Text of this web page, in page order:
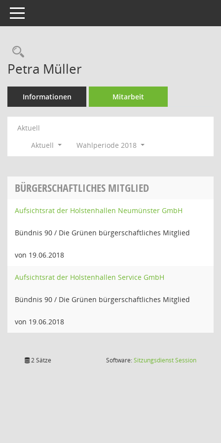
Toggle navigation
Rechercheauswahl
Petra Müller
Informationen Mitarbeit
Aktuell
Aktuell
Wahlperiode 2018
BÜRGERSCHAFTLICHES MITGLIED
Aufsichtsrat der Holstenhallen Neumünster GmbH
Bündnis 90 / Die Grünen bürgerschaftliches Mitglied
von 19.06.2018
Aufsichtsrat der Holstenhallen Service GmbH
Bündnis 90 / Die Grünen bürgerschaftliches Mitglied
von 19.06.2018
2 Sätze Software:SitzungsdienstSession(Wird in